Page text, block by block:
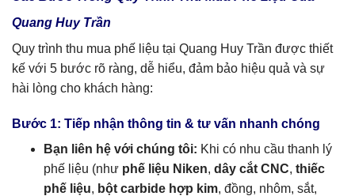
Quang Huy Trần
Quy trình thu mua phế liệu tại Quang Huy Trần được thiết
kế với 5 bước rõ ràng, dễ hiểu, đảm bảo hiệu quả và sự
hài lòng cho khách hàng:
Bước 1: Tiếp nhận thông tin & tư vấn nhanh chóng
Bạn liên hệ với chúng tôi: Khi có nhu cầu thanh lý
phế liệu (như phế liệu Niken, dây cắt CNC, thiếc
phế liệu, bột carbide hợp kim, đồng, nhôm, sắt,